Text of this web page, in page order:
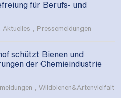
für Berufs- und
Aktuelles Pressemeldungen
schützt Bienen und
der Chemieindustrie
Wildbienen&Artenvielfalt